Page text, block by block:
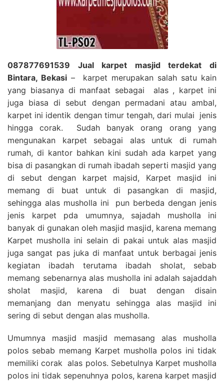
087877691539 Jual karpet masjid terdekat di
Bintara, Bekasi – karpet merupakan salah satu kain
yang biasanya di manfaat sebagai alas , karpet ini
juga biasa di sebut dengan permadani atau ambal,
karpet ini identik dengan timur tengah, dari mulai jenis
hingga corak. Sudah banyak orang orang yang
mengunakan karpet sebagai alas untuk di rumah
rumah, di kantor bahkan kini sudah ada karpet yang
bisa di pasangkan di rumah ibadah seperti masjid yang
di sebut dengan karpet majsid, Karpet masjid ini
memang di buat untuk di pasangkan di masjid,
sehingga alas musholla ini pun berbeda dengan jenis
jenis karpet pda umumnya, sajadah musholla ini
banyak di gunakan oleh masjid masjid, karena memang
Karpet musholla ini selain di pakai untuk alas masjid
juga sangat pas juka di manfaat untuk berbagai jenis
kegiatan ibadah terutama ibadah sholat, sebab
memang sebenarnya alas musholla ini adalah sajaddah
sholat masjid, karena di buat dengan disain
memanjang dan menyatu sehingga alas masjid ini
sering di sebut dengan alas musholla.
Umumnya masjid masjid memasang alas musholla
polos sebab memang Karpet musholla polos ini tidak
memiliki corak alas polos. Sebetulnya Karpet musholla
polos ini tidak sepenuhnya polos, karena karpet masjid